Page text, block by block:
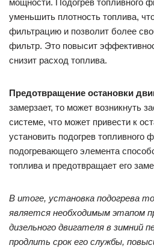
уменьшить плотность топлива,
фильтрацию и позволит более
фильтр. Это повысит
снизит расход топлива.
Предотвращение остановки
замерзает, то может возникнуть
системе, что может привести к
установить подогрев топливного
подогревающего элемента
топлива и предотвращает его
В итоге, установка подогрева
является необходимым этапом
дизельного двигателя в зимний
продлить срок его службы,